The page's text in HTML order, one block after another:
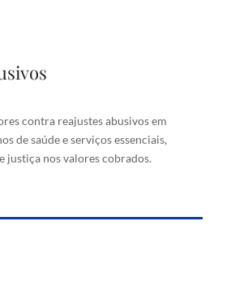
contra reajustes abusivos em
de saúde e serviços essenciais,
justiça nos valores cobrados.
Abusivos
como planos de saúde e serviços
equilíbrio e justiça nos valores
cobrados.